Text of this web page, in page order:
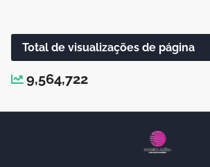
Total de visualizações de página
9,564,722